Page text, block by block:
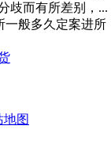
歧而有所差别，...
一般多久定案进所
地图